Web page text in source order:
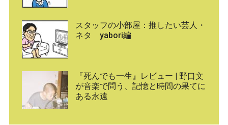
スタッフの小部屋：推したい芸人・
ネタ yabori編
『死んでも一生』レビュー | 野口文
が音楽で問う、記憶と時間の果てに
ある永遠